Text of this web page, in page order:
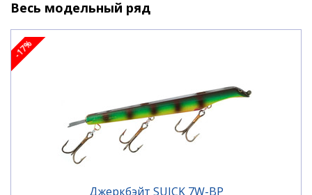
Вес: 21 гр.
Весь модельный ряд
-17%
Джеркбэйт SUICK 7W-BP